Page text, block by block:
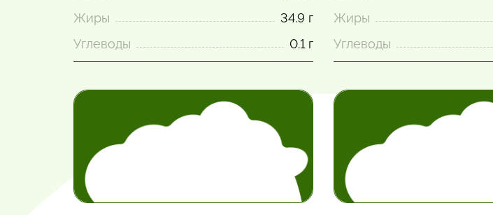
Жиры
34.9 г
Углеводы
0.1 г
Жиры
Углеводы